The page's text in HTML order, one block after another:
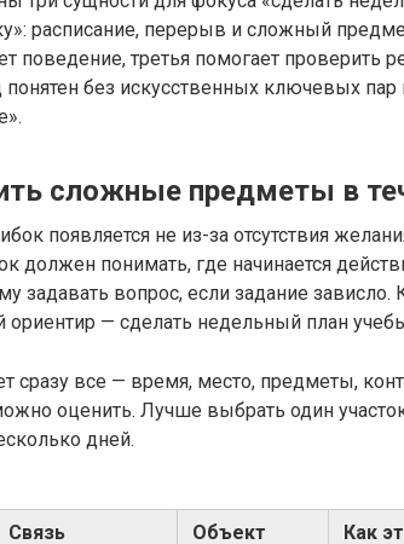
расписание, перерыв и сложный
поведение, третья помогает проверить
без искусственных ключевых пар
сложные предметы в
появляется не из-за отсутствия
должен понимать, где начинается
задавать вопрос, если задание зависло.
ориентир — сделать недельный план
сразу все — время, место, предметы,
оценить. Лучше выбрать один
дней.
Связь Объект Как